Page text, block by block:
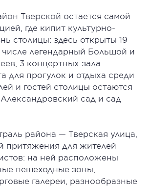
Тверской остается самой
где кипит культурно-
столицы: здесь открыты 19
числе легендарный Большой и
3 концертных зала.
для прогулок и отдыха среди
и гостей столицы остаются
сад и сад
района — Тверская улица,
притяжения для жителей
на ней расположены
пешеходные зоны,
галереи, разнообразные